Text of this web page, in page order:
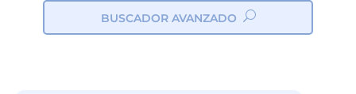
BUSCADOR AVANZADO